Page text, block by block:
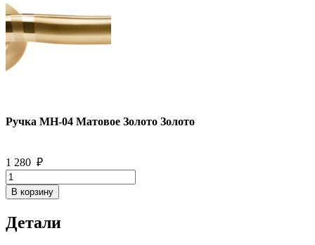
Золото
Золото
Ручка MH-04 Матовое Золото Золото
1 280 ₽
Количество
товара
Ручка
04
В корзину
Детали